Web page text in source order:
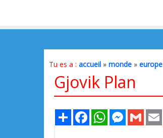
Tu es a : accueil » monde » europe
Gjovik Plan
Share FacebookWhatsAppMessenger
Gmail